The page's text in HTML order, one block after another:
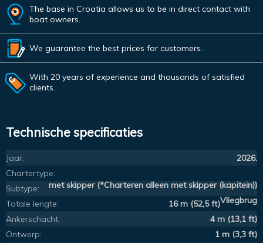
The base in Croatia allows us to be in direct contact with
boat owners.
We guarantee the best prices for customers.
With 20 years of experience and thousands of satisfied
clients.
Technische specificaties
Jaar:
2026.
Chartertype:
met skipper (*Charteren alleen met skipper (kapitein))
Subtype:
Vliegbrug
Totale lengte:
16 m (52,5 ft)
Ankerschacht:
4 m (13,1 ft)
Ontwerp:
1 m (3,3 ft)